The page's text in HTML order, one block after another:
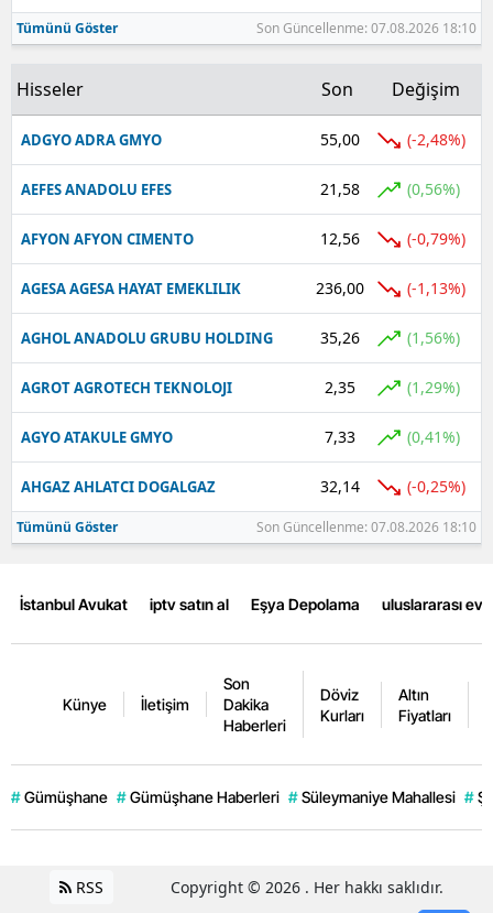
Karabük
Tümünü Göster Son Güncellenme: 07.08.2026 18:10
Hisseler Son Değişim
ADGYO ADRA GMYO 55,00 (-2,48%)
AEFES ANADOLU EFES 21,58 (0,56%)
AFYON AFYON CIMENTO 12,56 (-0,79%)
AGESA AGESA HAYAT EMEKLILIK 236,00 (-1,13%)
AGHOL ANADOLU GRUBU HOLDING 35,26 (1,56%)
AGROT AGROTECH TEKNOLOJI 2,35 (1,29%)
AGYO ATAKULE GMYO 7,33 (0,41%)
AHGAZ AHLATCI DOGALGAZ 32,14 (-0,25%)
Tümünü Göster Son Güncellenme: 07.08.2026 18:10
İstanbul Avukat iptv satın al Eşya Depolama uluslararası
Künye İletişim
Son
Dakika
Haberleri
Döviz
Kurları
Altın
Fiyatları
# Gümüşhane # Gümüşhane Haberleri # Süleymaniye Mahallesi #
RSS Copyright © 2026 . Her hakkı saklıdır.